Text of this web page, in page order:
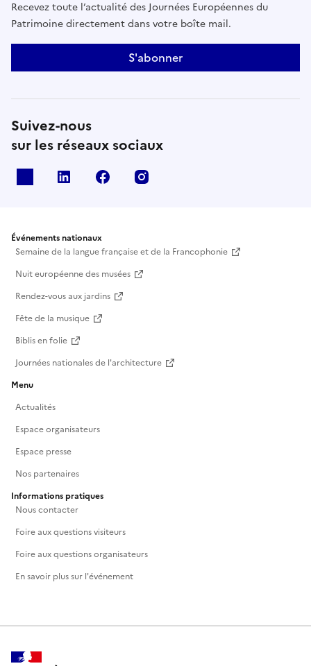
Recevez toute l’actualité des Journées Européennes du
Patrimoine directement dans votre boîte mail.
S'abonner
Suivez-nous
sur les réseaux sociaux
Linkedin Facebook
Événements nationaux
Semaine de la langue française et de la Francophonie
Nuit européenne des musées
Rendez-vous aux jardins
Fête de la musique
Biblis en folie
Journées nationales de l'architecture
Menu
Actualités
Espace organisateurs
Espace presse
Nos partenaires
Informations pratiques
Nous contacter
Foire aux questions visiteurs
Foire aux questions organisateurs
En savoir plus sur l'événement